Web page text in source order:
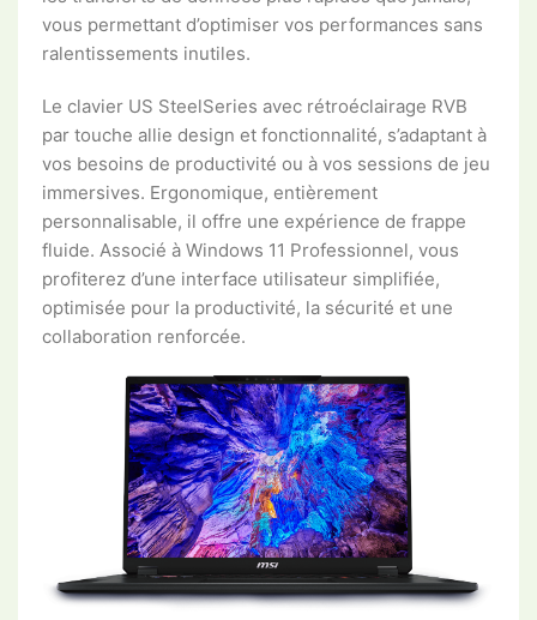
vous permettant d’optimiser vos performances sans
ralentissements inutiles.
Le clavier US SteelSeries avec rétroéclairage RVB
par touche allie design et fonctionnalité, s’adaptant à
vos besoins de productivité ou à vos sessions de jeu
immersives. Ergonomique, entièrement
personnalisable, il offre une expérience de frappe
fluide. Associé à Windows 11 Professionnel, vous
profiterez d’une interface utilisateur simplifiée,
optimisée pour la productivité, la sécurité et une
collaboration renforcée.